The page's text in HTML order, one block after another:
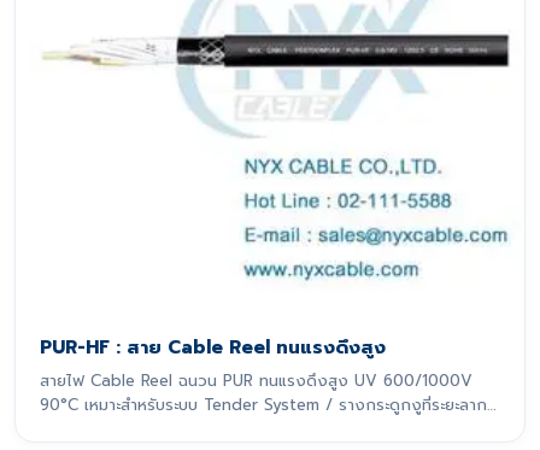
PUR-HF : สาย Cable Reel ทนแรงดึงสูง
สายไฟ Cable Reel ฉนวน PUR ทนแรงดึงสูง UV 600/1000V
90°C เหมาะสำหรับระบบ Tender System / รางกระดูกงูที่ระยะลาก